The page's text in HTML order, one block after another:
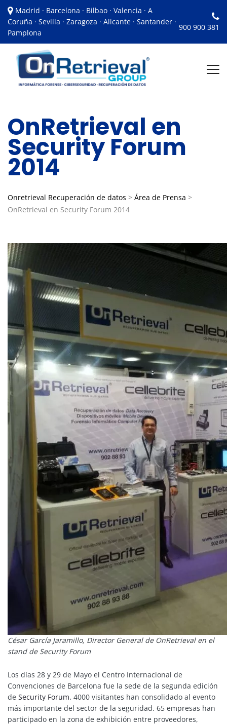
Madrid · Barcelona · Bilbao · Valencia · A
Coruña · Sevilla · Zaragoza · Alicante · Santander ·
Pamplona
900 900 381
OnRetrieval en
Security Forum
2014
Onretrieval Recuperación de datos > Área de Prensa >
OnRetrieval en Security Forum 2014
César García Jaramillo, Director General de OnRetrieval en el
stand de Security Forum
Los días 28 y 29 de Mayo el Centro Internacional de
Convenciones de Barcelona fue la sede de la segunda edición
de Security Forum. 4000 visitantes han consolidado al evento
más importante del sector de la seguridad. 65 empresas han
participado en la zona de exhibición entre proveedores,